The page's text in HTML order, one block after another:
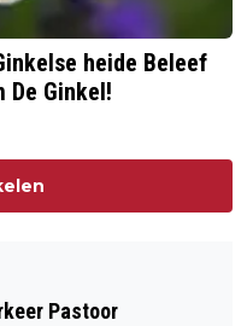
heide Beleef
De Ginkel!
Pastoor